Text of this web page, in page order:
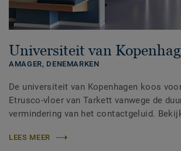
Universiteit van
AMAGER, DENEMARKEN
De universiteit van Kopenhagen koos
Etrusco-vloer van Tarkett vanwege de
vermindering van het contactgeluid.
LEES MEER